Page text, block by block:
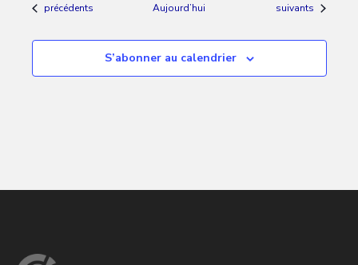
Évènements
précédents Aujourd’hui Évènements
suivants
S’abonner au calendrier